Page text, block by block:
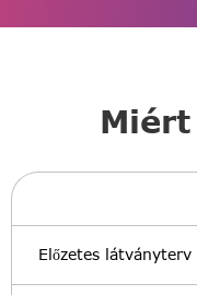
Miért
Előzetes